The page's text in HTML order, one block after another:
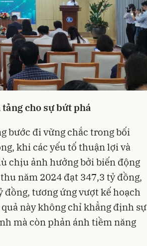
cho sự bứt phá
bước đi vững chắc trong bối
khi các yếu tố thuận lợi và
chịu ảnh hưởng bởi biến động
năm 2024 đạt 347,3 tỷ đồng,
tương ứng vượt kế hoạch
này không chỉ khẳng định sự
mà còn phản ánh tiềm năng